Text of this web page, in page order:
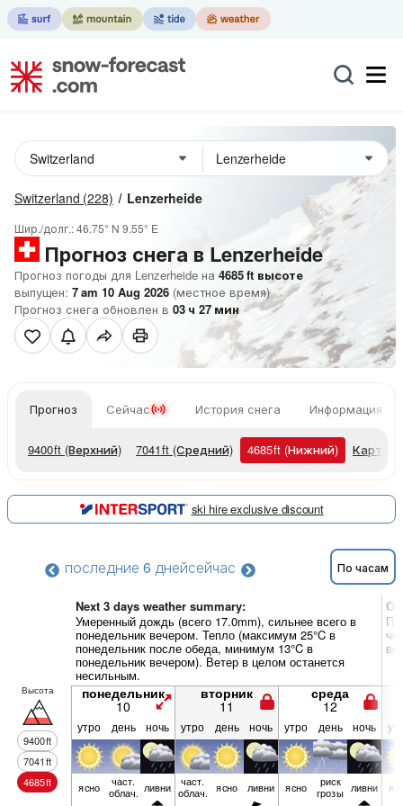
Switzerland (228) Lenzerheide
Шир./долг.:46.75° N 9.55° E
Прогноз снега в Lenzerheide
Прогноз погоды для Lenzerheide на 4685ft высоте
выпущен: 7 am 10 Aug 2026 (местное время)
Прогноз снега обновлен в 03 ч 27 мин
Прогноз Сейчас История снега Информация о
9400ft (Верхний) 7041ft (Средний) 4685ft (Нижний) Карты
ski hire exclusive discount
последние 6 днейсейчас По часам
Next 3 days weather summary:
Умеренный дождь (всего 17.0mm), сильнее всего в
понедельник вечером. Тепло (максимум 25°C в
понедельник после обеда, минимум 13°C в
понедельник вечером). Ветер в целом останется
несильным.
Высота
9400ft
7041ft
4685ft
понедельник
10
вторник
11
среда
12
утро день ночь утро день ночь утро день ночь
ясно част.
облач. ливни част.
облач. ясно ливни ясно риск
грозы ливни